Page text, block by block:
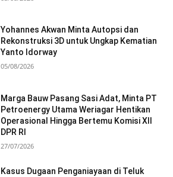
Yohannes Akwan Minta Autopsi dan
Rekonstruksi 3D untuk Ungkap Kematian
Yanto Idorway
05/08/2026
Marga Bauw Pasang Sasi Adat, Minta PT
Petroenergy Utama Weriagar Hentikan
Operasional Hingga Bertemu Komisi XII
DPR RI
27/07/2026
Kasus Dugaan Penganiayaan di Teluk